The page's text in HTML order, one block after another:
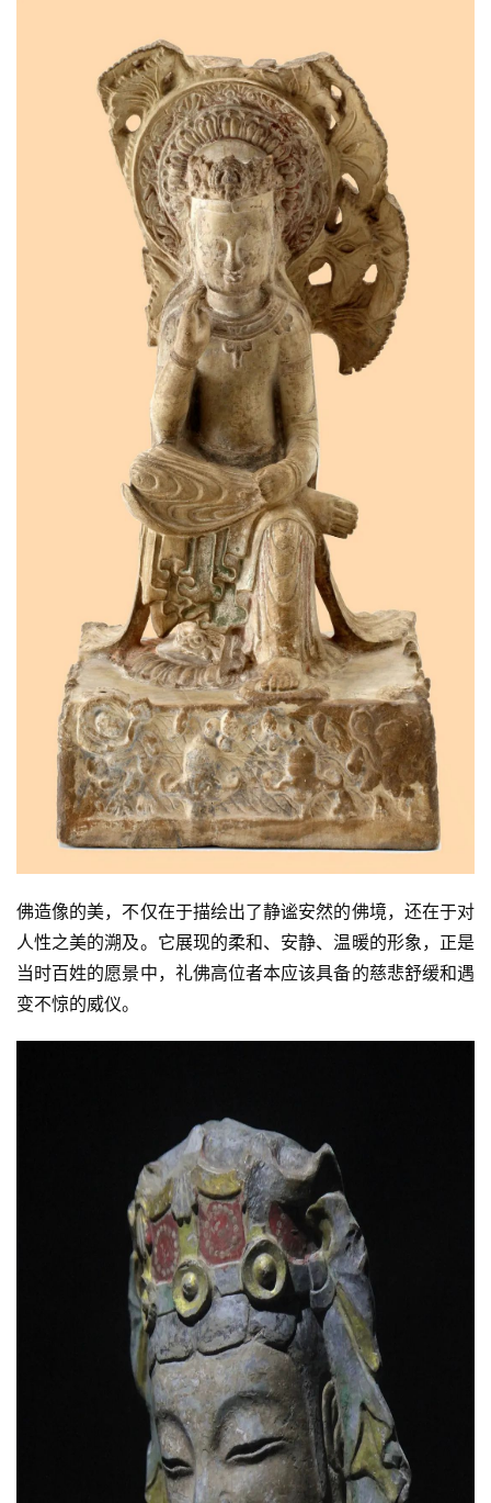
佛造像的美，不仅在于描绘出了静谧安然的佛境，还在于对
人性之美的溯及。它展现的柔和、安静、温暖的形象，正是
当时百姓的愿景中，礼佛高位者本应该具备的慈悲舒缓和遇
变不惊的威仪。